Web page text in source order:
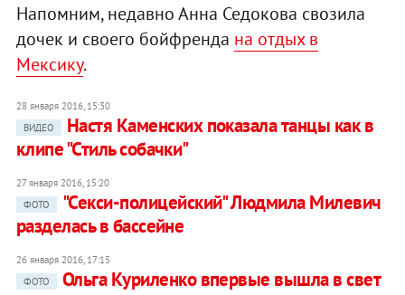
Напомним, недавно Анна Седокова свозила
дочек и своего бойфренда на отдых в
Мексику.
28 января 2016, 15:30
ВИДЕО
Настя Каменских показала танцы как в
клипе "Стиль собачки"
27 января 2016, 15:20
ФОТО
"Секси-полицейский" Людмила Милевич
разделась в бассейне
26 января 2016, 17:15
ФОТО
Ольга Куриленко впервые вышла в свет